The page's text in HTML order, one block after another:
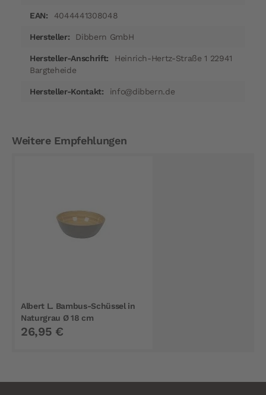
4044441308048
Dibbern GmbH
Heinrich-Hertz-Straße 1 22941
Bargteheide
info@dibbern.de
Weitere Empfehlungen
Albert L. Bambus-Schüssel in
Naturgrau Ø 18 cm
26,95 €